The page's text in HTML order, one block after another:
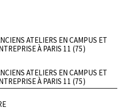
architectes lauréats 40
ATELIERS EN CAMPUS ET
À PARIS 11 (75)
ATELIERS EN CAMPUS ET
À PARIS 11 (75)